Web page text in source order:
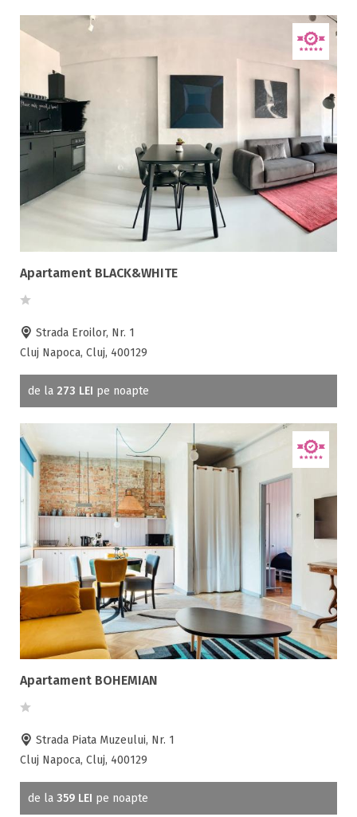
Apartament BLACK&WHITE
Strada Eroilor, Nr. 1
Cluj Napoca, Cluj, 400129
de la 273 LEI pe noapte
Apartament BOHEMIAN
Strada Piata Muzeului, Nr. 1
Cluj Napoca, Cluj, 400129
de la 359 LEI pe noapte